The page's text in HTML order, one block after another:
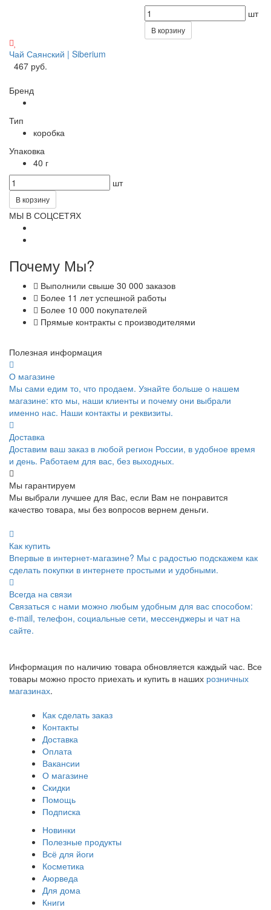
шт
В корзину
Чай Саянский | Siberium
467 руб.
Бренд
Тип
коробка
Упаковка
40 г
шт
В корзину
МЫ В СОЦСЕТЯХ
Почему Мы?
Выполнили свыше 30 000 заказов
Более 11 лет успешной работы
Более 10 000 покупателей
Прямые контракты с производителями
Полезная информация
О магазине
Мы сами едим то, что продаем. Узнайте больше о нашем
магазине: кто мы, наши клиенты и почему они выбрали
именно нас. Наши контакты и реквизиты.
Доставка
Доставим ваш заказ в любой регион России, в удобное время
и день. Работаем для вас, без выходных.
Мы гарантируем
Мы выбрали лучшее для Вас, если Вам не понравится
качество товара, мы без вопросов вернем деньги.
Как купить
Впервые в интернет-магазине? Мы с радостью подскажем как
сделать покупки в интернете простыми и удобными.
Всегда на связи
Связаться с нами можно любым удобным для вас способом:
e-mail, телефон, социальные сети, мессенджеры и чат на
сайте.
Информация по наличию товара обновляется каждый час. Все
товары можно просто приехать и купить в наших розничных
магазинах.
Как сделать заказ
Контакты
Доставка
Оплата
Вакансии
О магазине
Скидки
Помощь
Подписка
Новинки
Полезные продукты
Всё для йоги
Косметика
Аюрведа
Для дома
Книги